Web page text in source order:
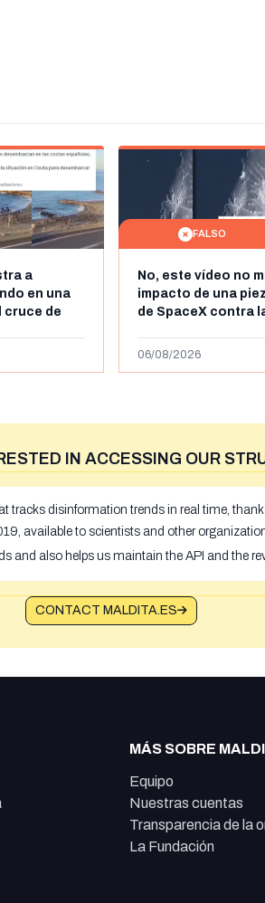
a
en una
cruce de
de
FALSO
No, este vídeo no
impacto de una
de SpaceX contra
menos abril de 2026
06/08/2026
IN ACCESSING OUR
tracks disinformation trends in real time,
available to scientists and other
and also helps us maintain the API and the
CONTACT MALDITA.ES
MÁS SOBRE
Equipo
Nuestras cuentas
Transparencia de la
La Fundación